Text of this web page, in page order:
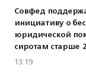
Совфед
инициативу о
юридической
сиротам старше
13:19